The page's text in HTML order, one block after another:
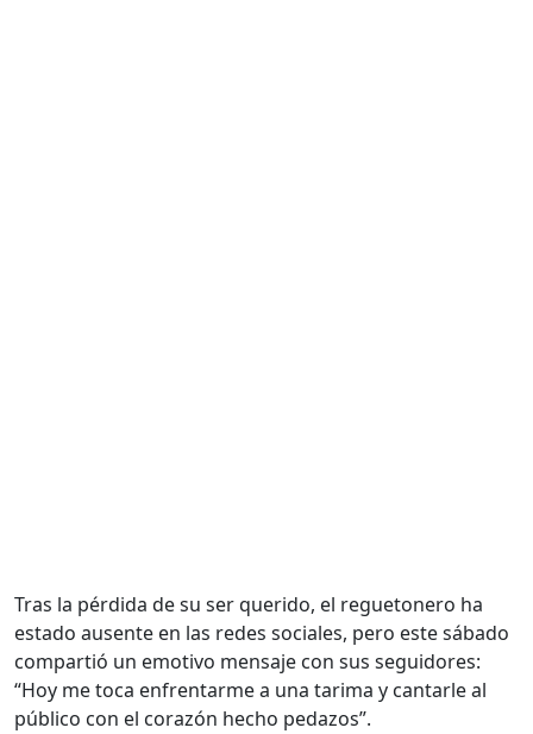
Tras la pérdida de su ser querido, el reguetonero ha
estado ausente en las redes sociales, pero este sábado
compartió un emotivo mensaje con sus seguidores:
“Hoy me toca enfrentarme a una tarima y cantarle al
público con el corazón hecho pedazos”.